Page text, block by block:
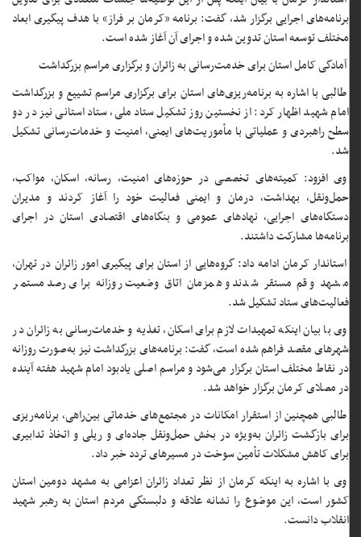
برنامه‌های اجرایی برگزار شد، گفت: برنامه «کرمان بر فراز» با هدف پیگیری ابعاد
مختلف توسعه استان تدوین شده و اجرای آن آغاز شده است.
آمادگی کامل استان برای خدمت‌رسانی به زائران و برگزاری مراسم بزرگداشت
طالبی با اشاره به برنامه‌ریزی‌های استان برای برگزاری مراسم تشییع و بزرگداشت
امام شهید اظهار کرد: از نخستین روز تشکیل ستاد ملی، ستاد استانی نیز در دو
سطح راهبردی و عملیاتی با مأموریت‌های ایمنی، امنیت و خدمات‌رسانی تشکیل
شد.
وی افزود: کمیته‌های تخصصی در حوزه‌های امنیت، رسانه، اسکان، مواکب،
حمل‌ونقل، بهداشت، درمان و ایمنی فعالیت خود را آغاز کردند و مدیران
دستگاه‌های اجرایی، نهادهای عمومی و بنگاه‌های اقتصادی استان در اجرای
برنامه‌ها مشارکت داشتند.
استاندار کرمان ادامه داد: گروه‌هایی از استان برای پیگیری امور زائران در تهران،
مشهد و قم مستقر شدند و همزمان اتاق وضعیت روزانه برای رصد مستمر
فعالیت‌های ستاد تشکیل شد.
وی با بیان اینکه تمهیدات لازم برای اسکان، تغذیه و خدمات‌رسانی به زائران در
شهرهای مقصد فراهم شده است، گفت: برنامه‌های بزرگداشت نیز به‌صورت روزانه
در نقاط مختلف استان برگزار می‌شود و مراسم اصلی یادبود امام شهید هفته آینده
در مصلای کرمان برگزار خواهد شد.
طالبی همچنین از استقرار امکانات در مجتمع‌های خدماتی بین‌راهی، برنامه‌ریزی
برای بازگشت زائران به‌ویژه در بخش حمل‌ونقل جاده‌ای و ریلی و اتخاذ تدابیری
برای کاهش مشکلات تأمین سوخت در مسیرهای تردد خبر داد.
وی با اشاره به اینکه کرمان از نظر تعداد زائران اعزامی به مشهد دومین استان
کشور است، این موضوع را نشانه علاقه و دلبستگی مردم استان به رهبر شهید
انقلاب دانست.